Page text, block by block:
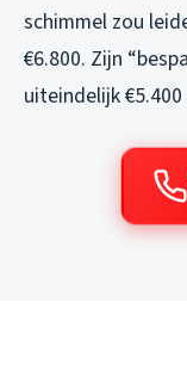
schimmel zou
€6.800. Zijn
uiteindelijk